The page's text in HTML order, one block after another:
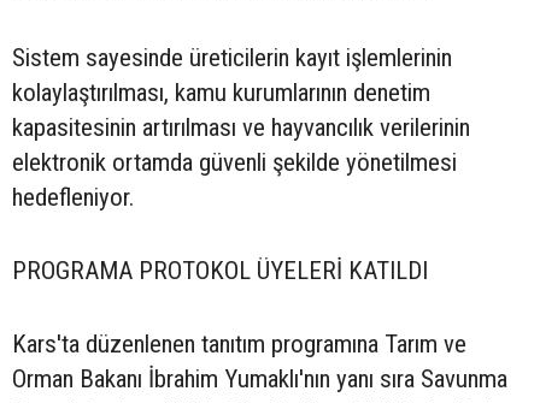
Sistem sayesinde üreticilerin kayıt işlemlerinin
kolaylaştırılması, kamu kurumlarının denetim
kapasitesinin artırılması ve hayvancılık verilerinin
elektronik ortamda güvenli şekilde yönetilmesi
hedefleniyor.
PROGRAMA PROTOKOL ÜYELERİ KATILDI
Kars'ta düzenlenen tanıtım programına Tarım ve
Orman Bakanı İbrahim Yumaklı'nın yanı sıra Savunma